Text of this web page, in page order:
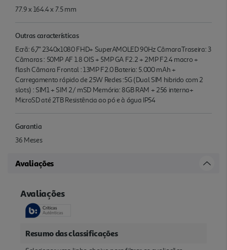
77.9 x 164.4 x 7.5 mm
Outras características
Ecrã: 6,7'' 2340x1080 FHD+ SuperAMOLED 90Hz CâmaraTraseira: 3
Câmaras : 50MP AF 1.8 OIS + 5MP GA F2.2 + 2MP F2.4 macro +
flash Câmara Frontal : 13MP F2.0 Bateria: 5.000 mAh +
Carregamento rápido de 25W Redes :5G (Dual SIM hibrido com 2
slots) : SIM1 + SIM 2/ mSD Memória: 8GB RAM + 256 interna+
MicroSD até 2TB Resistência ao pó e à água IP54
Garantia
36 Meses
Avaliações